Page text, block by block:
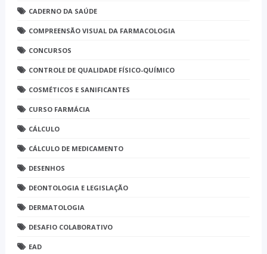
CADERNO DA SAÚDE
COMPREENSÃO VISUAL DA FARMACOLOGIA
CONCURSOS
CONTROLE DE QUALIDADE FÍSICO-QUÍMICO
COSMÉTICOS E SANIFICANTES
CURSO FARMÁCIA
CÁLCULO
CÁLCULO DE MEDICAMENTO
DESENHOS
DEONTOLOGIA E LEGISLAÇÃO
DERMATOLOGIA
DESAFIO COLABORATIVO
EAD